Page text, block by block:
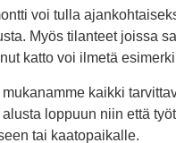
voi tulla
Myös tilanteet joissa
katto voi ilmetä
mukanamme kaikki
alusta loppuun niin että
tai kaatopaikalle.